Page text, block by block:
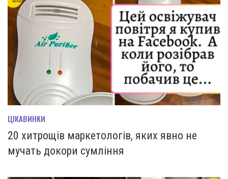
ЦІКАВИНКИ
20 хитрощів маркетологів, яких явно не
мучать докори сумління